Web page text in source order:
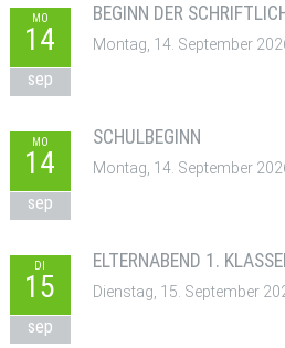
MO
14
sep
BEGINN DER
Montag, 14. September
MO
14
sep
SCHULBEGINN
Montag, 14. September
DI
15
sep
ELTERNABEND 1.
Dienstag, 15. September